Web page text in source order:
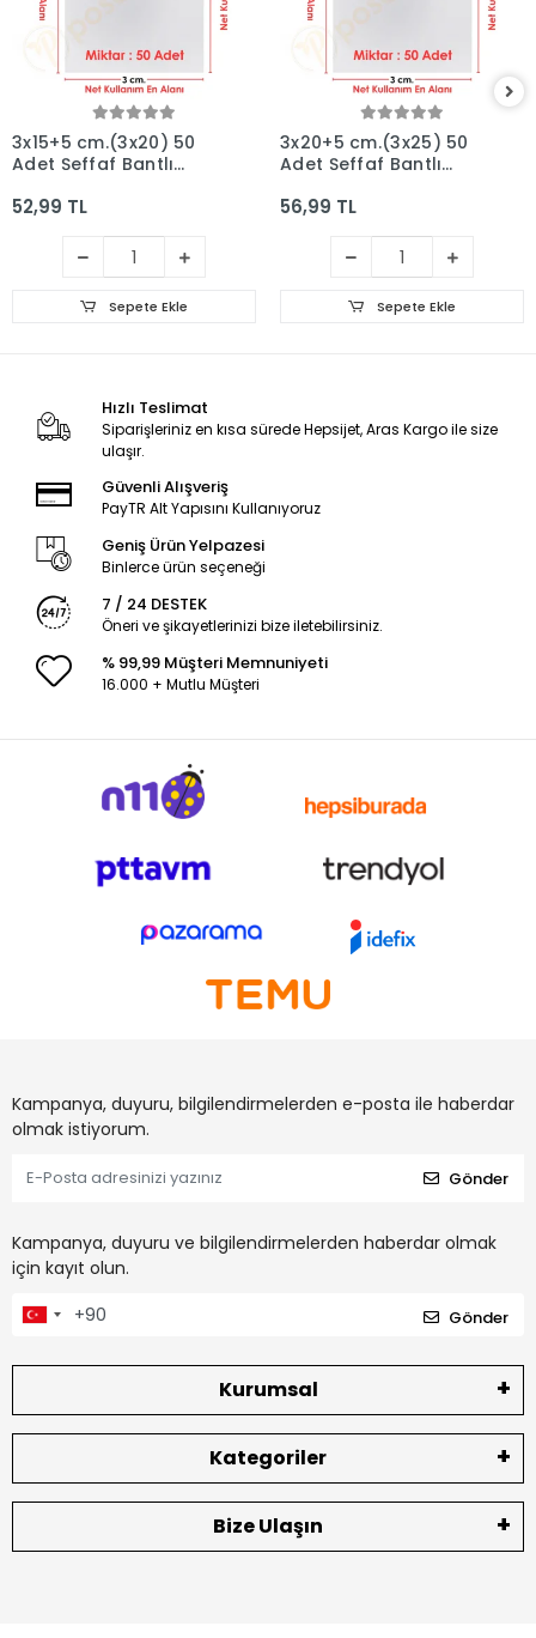
3x15+5 cm.(3x20) 50
Adet Şeffaf Bantlı
52,99 TL
Sepete Ekle
3x20+5 cm.(3x25) 50
Adet Şeffaf Bantlı
56,99 TL
Sepete Ekle
Hızlı Teslimat
Siparişleriniz en kısa sürede Hepsijet, Aras Kargo ile size
ulaşır.
Güvenli Alışveriş
PayTR Alt Yapısını Kullanıyoruz
Geniş Ürün Yelpazesi
Binlerce ürün seçeneği
7 / 24 DESTEK
Öneri ve şikayetlerinizi bize iletebilirsiniz.
% 99,99 Müşteri Memnuniyeti
16.000 + Mutlu Müşteri
Kampanya, duyuru, bilgilendirmelerden e-posta ile haberdar
olmak istiyorum.
Gönder
Kampanya, duyuru ve bilgilendirmelerden haberdar olmak
için kayıt olun.
Gönder
Kurumsal
Kategoriler
Bize Ulaşın